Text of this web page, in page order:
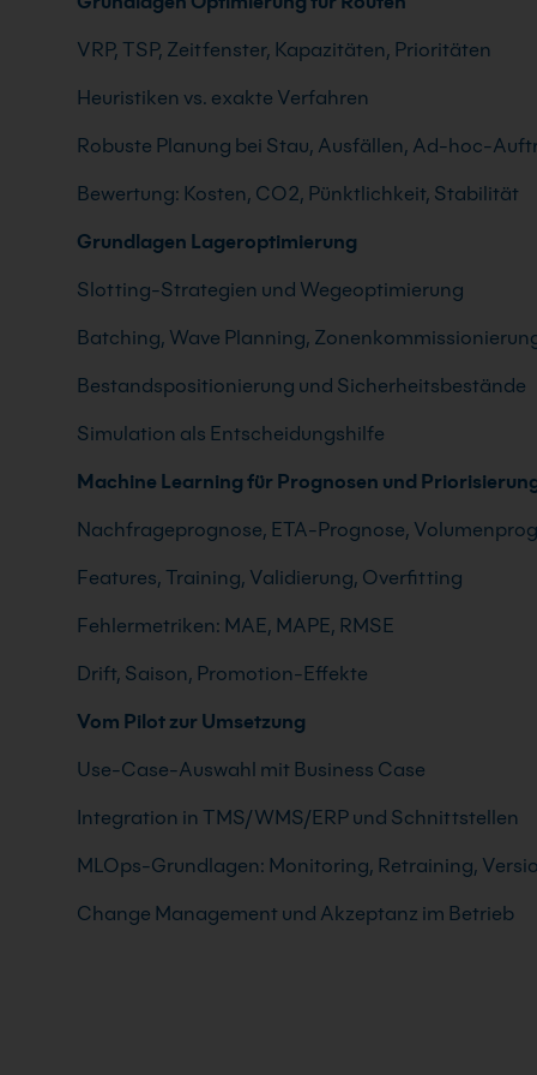
VRP, TSP, Zeitfenster, Kapazitäten, Prioritäten
Heuristiken vs. exakte Verfahren
Robuste Planung bei Stau, Ausfällen, Ad-hoc-
Bewertung: Kosten, CO2, Pünktlichkeit, Stabilität
Grundlagen Lageroptimierung
Slotting-Strategien und Wegeoptimierung
Batching, Wave Planning,
Bestandspositionierung und Sicherheitsbestände
Simulation als Entscheidungshilfe
Machine Learning für Prognosen und
Nachfrageprognose, ETA-Prognose,
Features, Training, Validierung, Overfitting
Fehlermetriken: MAE, MAPE, RMSE
Drift, Saison, Promotion-Effekte
Vom Pilot zur Umsetzung
Use-Case-Auswahl mit Business Case
Integration in TMS/WMS/ERP und Schnittstellen
MLOps-Grundlagen: Monitoring, Retraining,
Change Management und Akzeptanz im Betrieb